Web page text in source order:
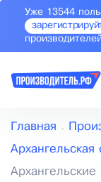
Уже 13544
Главная
Архангельская
Архангельские